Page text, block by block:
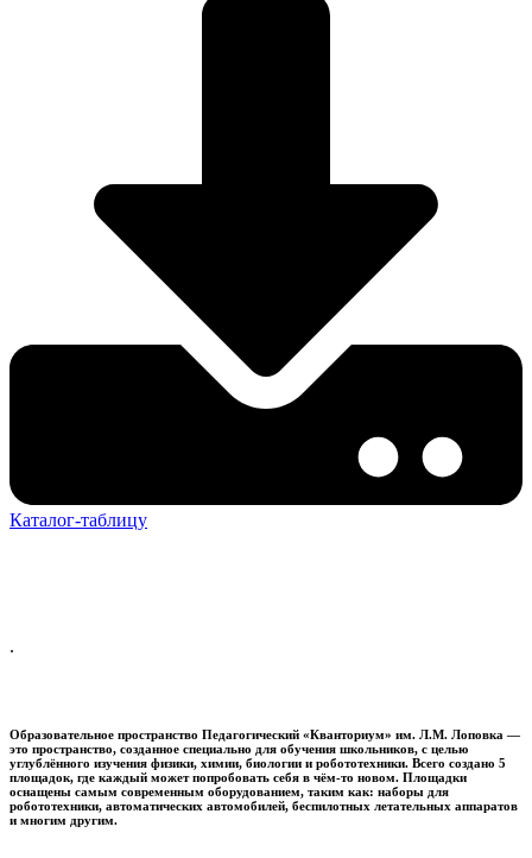
Каталог-таблицу
.
Образовательное пространство Педагогический «Кванториум» им. Л.М. Лоповка —
это пространство, созданное специально для обучения школьников, с целью
углублённого изучения физики, химии, биологии и робототехники. Всего создано 5
площадок, где каждый может попробовать себя в чём-то новом. Площадки
оснащены самым современным оборудованием, таким как: наборы для
робототехники, автоматических автомобилей, беспилотных летательных аппаратов
и многим другим.